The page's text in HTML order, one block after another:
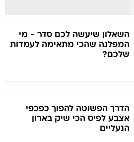
השאלון שיעשה לכם סדר - מי
המפלגה שהכי מתאימה לעמדות
שלכם?
הדרך הפשוטה להפוך כפכפי
אצבע לפיס הכי שיק בארון
הנעליים